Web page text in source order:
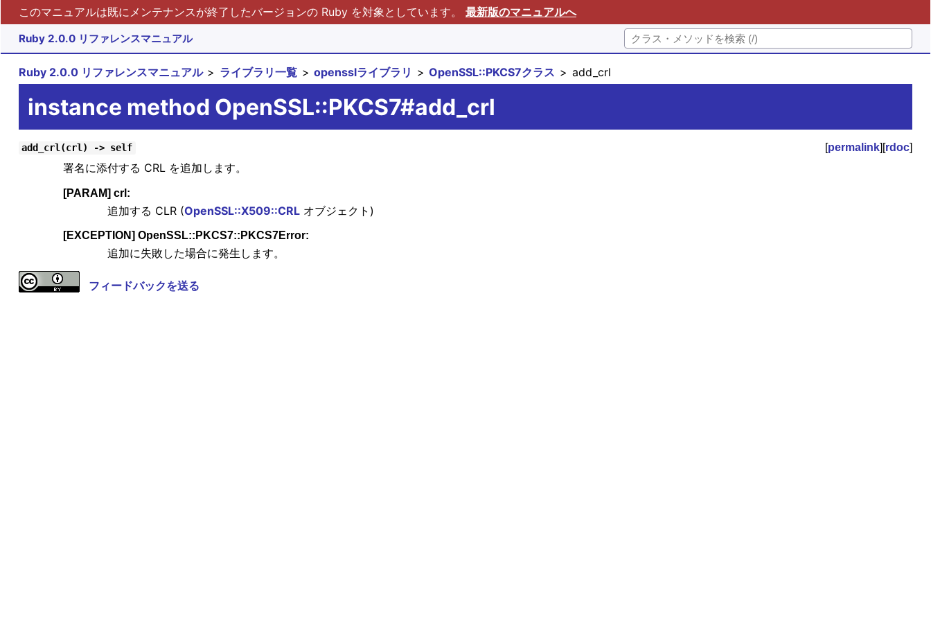
このマニュアルは既にメンテナンスが終了したバージョンの Ruby を対象としています。 最新版のマニュアルへ
Ruby 2.0.0 リファレンスマニュアル
Ruby 2.0.0 リファレンスマニュアル ライブラリ一覧 opensslライブラリ OpenSSL::PKCS7クラス add_crl
instance method OpenSSL::PKCS7#add_crl
add_crl(crl) -> self [permalink][rdoc]
署名に添付する CRL を追加します。
[PARAM] crl:
追加する CLR (OpenSSL::X509::CRLオブジェクト)
[EXCEPTION] OpenSSL::PKCS7::PKCS7Error:
追加に失敗した場合に発生します。
フィードバックを送る